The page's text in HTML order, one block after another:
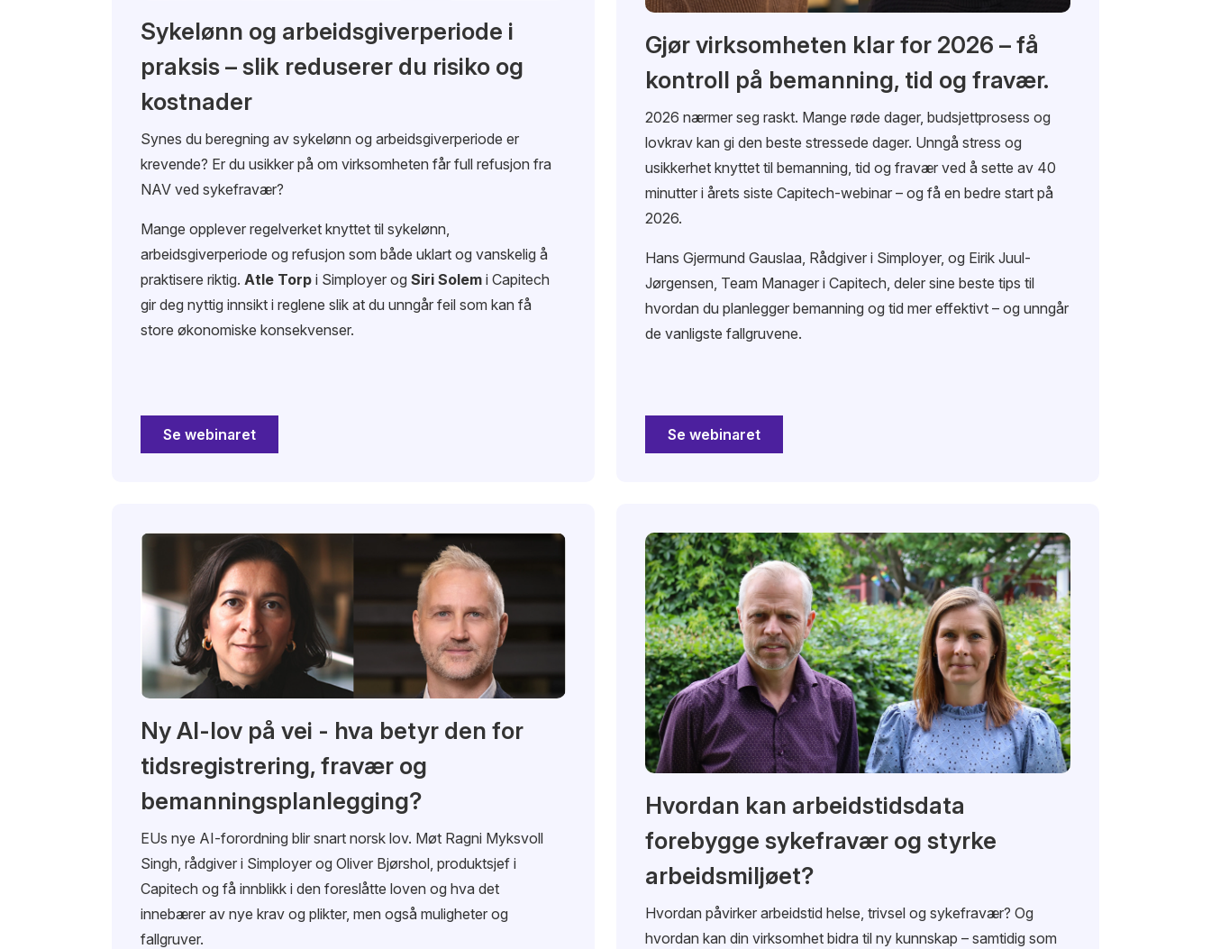
Sykelønn og arbeidsgiverperiode i
praksis – slik reduserer du risiko og
kostnader
Synes du beregning av sykelønn og arbeidsgiverperiode er
krevende? Er du usikker på om virksomheten får full refusjon fra
NAV ved sykefravær?
Mange opplever regelverket knyttet til sykelønn,
arbeidsgiverperiode og refusjon som både uklart og vanskelig å
praktisere riktig. Atle Torp i Simployer og Siri Solem i Capitech
gir deg nyttig innsikt i reglene slik at du unngår feil som kan få
store økonomiske konsekvenser.
Se webinaret
Gjør virksomheten klar for 2026 – få
kontroll på bemanning, tid og fravær.
2026 nærmer seg raskt. Mange røde dager, budsjettprosess og
lovkrav kan gi den beste stressede dager. Unngå stress og
usikkerhet knyttet til bemanning, tid og fravær ved å sette av 40
minutter i årets siste Capitech-webinar – og få en bedre start på
2026.
Hans Gjermund Gauslaa, Rådgiver i Simployer, og Eirik Juul-
Jørgensen, Team Manager i Capitech, deler sine beste tips til
hvordan du planlegger bemanning og tid mer effektivt – og unngår
de vanligste fallgruvene.
Se webinaret
Ny AI-lov på vei - hva betyr den for
tidsregistrering, fravær og
bemanningsplanlegging?
EUs nye AI-forordning blir snart norsk lov. Møt Ragni Myksvoll
Singh, rådgiver i Simployer og Oliver Bjørshol, produktsjef i
Capitech og få innblikk i den foreslåtte loven og hva det
innebærer av nye krav og plikter, men også muligheter og
fallgruver.
Hvordan kan arbeidstidsdata
forebygge sykefravær og styrke
arbeidsmiljøet?
Hvordan påvirker arbeidstid helse, trivsel og sykefravær? Og
hvordan kan din virksomhet bidra til ny kunnskap – samtidig som